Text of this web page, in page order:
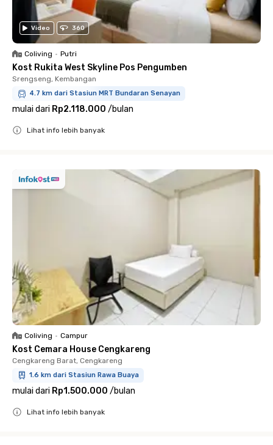
Video 360
Coliving • Putri
Kost Rukita West Skyline Pos Pengumben
Srengseng, Kembangan
4.7 km dari Stasiun MRT Bundaran Senayan
mulai dari Rp2.118.000 /bulan
Lihat info lebih banyak
Coliving • Campur
Kost Cemara House Cengkareng
Cengkareng Barat, Cengkareng
1.6 km dari Stasiun Rawa Buaya
mulai dari Rp1.500.000 /bulan
Lihat info lebih banyak